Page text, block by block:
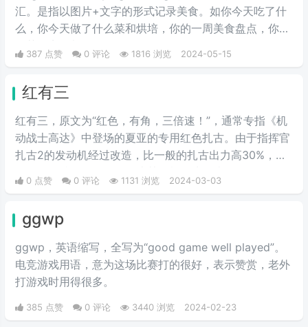
汇。是指以图片+文字的形式记录美食。如你今天吃了什
么，你今天做了什么菜和烘培，你的一周美食盘点，你的
387 点赞 0 评论 1816 浏览 2024-05-15
红有三
红有三，原文为“红色，有角，三倍速！”，通常专指《机
动战士高达》中登场的夏亚的专用红色扎古。由于指挥官
扎古2的发动机经过改造，比一般的扎古出力高30%，在
三倍速也被看作是夏亚登场的象征。
0 点赞 0 评论 1131 浏览 2024-03-03
ggwp
ggwp，英‌‌‌‌‌‌‌‌‌‌‌语缩写，全写为“good game well played”。
电竞游戏用语，意为这场比赛打的很好，表示赞赏，老外
打游戏时用得很多。
385 点赞 0 评论 3440 浏览 2024-02-23